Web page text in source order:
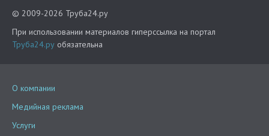
© 2009-2026 Труба24.ру
При использовании материалов гиперссылка на портал
Труба24.ру обязательна
О компании
Медийная реклама
Услуги